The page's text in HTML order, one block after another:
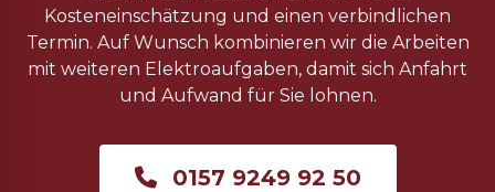
Kosteneinschätzung und einen verbindlichen
Termin. Auf Wunsch kombinieren wir die Arbeiten
mit weiteren Elektroaufgaben, damit sich Anfahrt
und Aufwand für Sie lohnen.
0157 9249 92 50